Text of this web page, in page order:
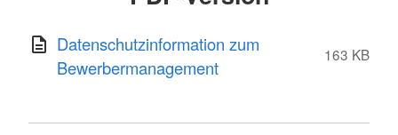
Datenschutzinformation zum
Bewerbermanagement
163 KB